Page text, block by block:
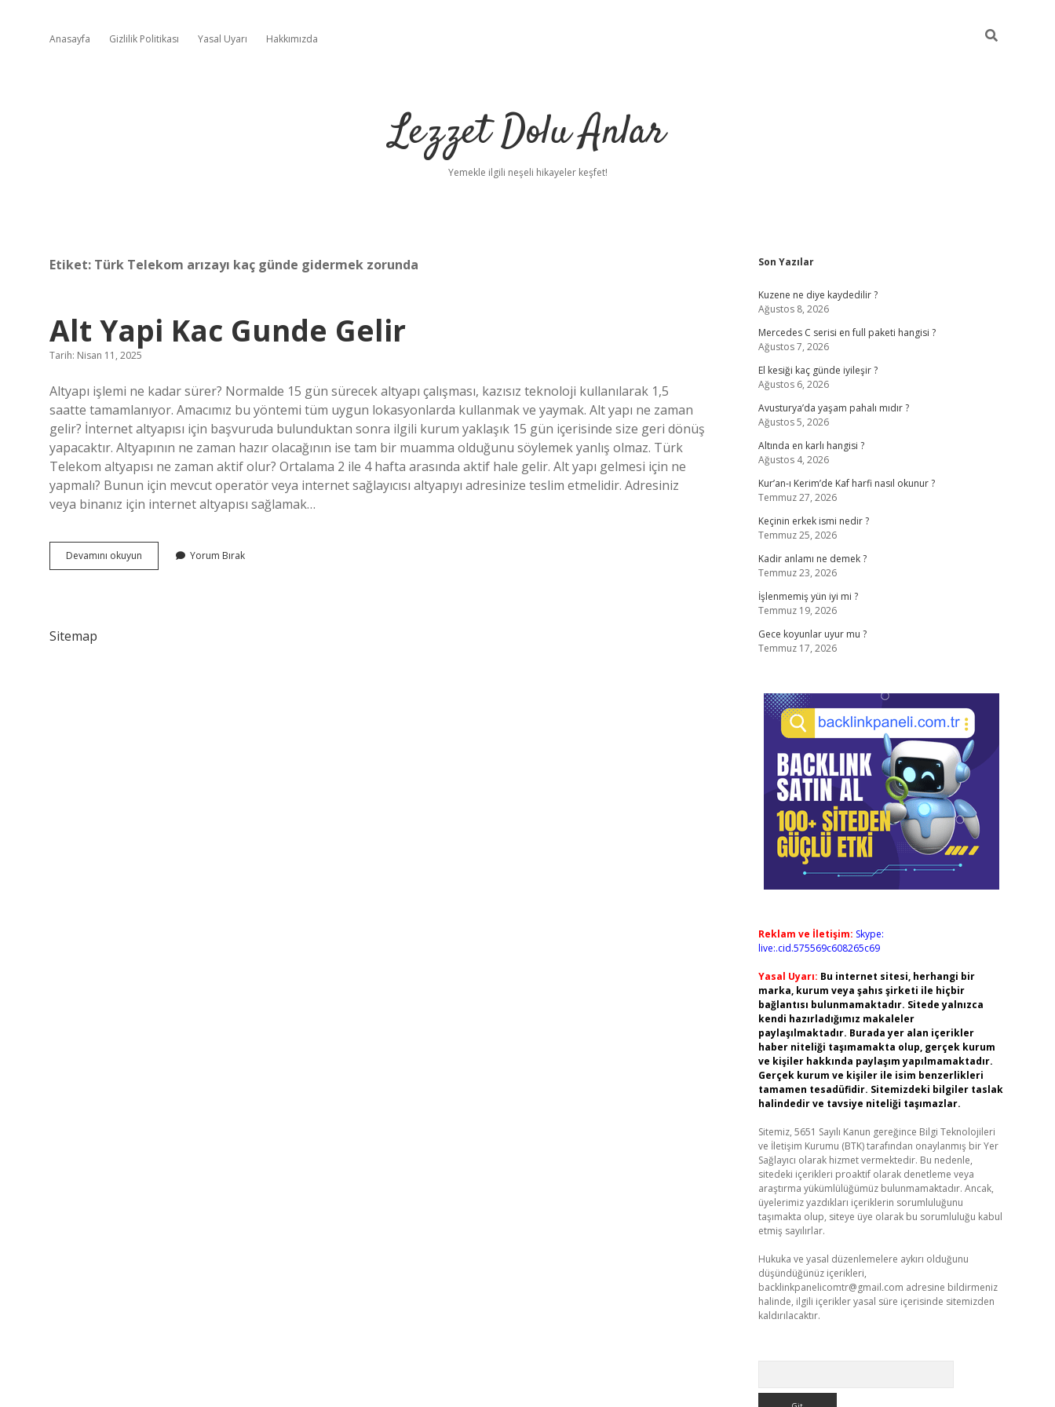
Anasayfa Gizlilik Politikası Yasal Uyarı Hakkımızda
Lezzet Dolu Anlar
Yemekle ilgili neşeli hikayeler keşfet!
Etiket: Türk Telekom arızayı kaç günde gidermek zorunda
Alt Yapi Kac Gunde Gelir
Tarih: Nisan 11, 2025
Altyapı işlemi ne kadar sürer? Normalde 15 gün sürecek altyapı çalışması, kazısız teknoloji kullanılarak 1,5
saatte tamamlanıyor. Amacımız bu yöntemi tüm uygun lokasyonlarda kullanmak ve yaymak. Alt yapı ne zaman
gelir? İnternet altyapısı için başvuruda bulunduktan sonra ilgili kurum yaklaşık 15 gün içerisinde size geri dönüş
yapacaktır. Altyapının ne zaman hazır olacağının ise tam bir muamma olduğunu söylemek yanlış olmaz. Türk
Telekom altyapısı ne zaman aktif olur? Ortalama 2 ile 4 hafta arasında aktif hale gelir. Alt yapı gelmesi için ne
yapmalı? Bunun için mevcut operatör veya internet sağlayıcısı altyapıyı adresinize teslim etmelidir. Adresiniz
veya binanız için internet altyapısı sağlamak…
Devamını okuyun
Yapi
Yorum Bırak
Sitemap
Sidebar
Son Yazılar
Kuzene ne diye kaydedilir ?
Ağustos 8, 2026
Mercedes C serisi en full paketi hangisi ?
Ağustos 7, 2026
El kesiği kaç günde iyileşir ?
Ağustos 6, 2026
Avusturya’da yaşam pahalı mıdır ?
Ağustos 5, 2026
Altında en karlı hangisi ?
Ağustos 4, 2026
Kur’an-ı Kerim’de Kaf harfi nasıl okunur ?
Temmuz 27, 2026
Keçinin erkek ismi nedir ?
Temmuz 25, 2026
Kadir anlamı ne demek ?
Temmuz 23, 2026
İşlenmemiş yün iyi mi ?
Temmuz 19, 2026
Gece koyunlar uyur mu ?
Temmuz 17, 2026
Reklam ve İletişim: Skype:
live:.cid.575569c608265c69
Yasal Uyarı: Bu internet sitesi, herhangi bir
marka, kurum veya şahıs şirketi ile hiçbir
bağlantısı bulunmamaktadır. Sitede yalnızca
kendi hazırladığımız makaleler
paylaşılmaktadır. Burada yer alan içerikler
haber niteliği taşımamakta olup, gerçek kurum
ve kişiler hakkında paylaşım yapılmamaktadır.
Gerçek kurum ve kişiler ile isim benzerlikleri
tamamen tesadüfidir. Sitemizdeki bilgiler taslak
halindedir ve tavsiye niteliği taşımazlar.
Sitemiz, 5651 Sayılı Kanun gereğince Bilgi Teknolojileri
ve İletişim Kurumu (BTK) tarafından onaylanmış bir Yer
Sağlayıcı olarak hizmet vermektedir. Bu nedenle,
sitedeki içerikleri proaktif olarak denetleme veya
araştırma yükümlülüğümüz bulunmamaktadır. Ancak,
üyelerimiz yazdıkları içeriklerin sorumluluğunu
taşımakta olup, siteye üye olarak bu sorumluluğu kabul
etmiş sayılırlar.
Hukuka ve yasal düzenlemelere aykırı olduğunu
düşündüğünüz içerikleri,
backlinkpanelicomtr@gmail.com adresine bildirmeniz
halinde, ilgili içerikler yasal süre içerisinde sitemizden
kaldırılacaktır.
ilbet giriş